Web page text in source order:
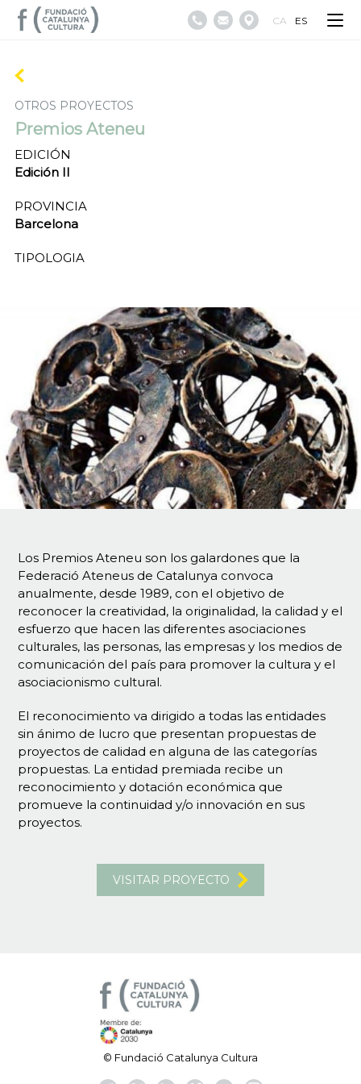
CA ES
OTROS PROYECTOS
Premios Ateneu
EDICIÓN
Edición II
PROVINCIA
Barcelona
TIPOLOGIA
Los Premios Ateneu son los galardones que la
Federació Ateneus de Catalunya convoca
anualmente, desde 1989, con el objetivo de
reconocer la creatividad, la originalidad, la calidad y el
esfuerzo que hacen las diferentes asociaciones
culturales, las personas, las empresas y los medios de
comunicación del país para promover la cultura y el
asociacionismo cultural.
El reconocimiento va dirigido a todas las entidades
sin ánimo de lucro que presentan propuestas de
proyectos de calidad en alguna de las categorías
propuestas. La entidad premiada recibe un
reconocimiento y dotación económica que
promueve la continuidad y/o innovación en sus
proyectos.
VISITAR PROYECTO
© Fundació Catalunya Cultura